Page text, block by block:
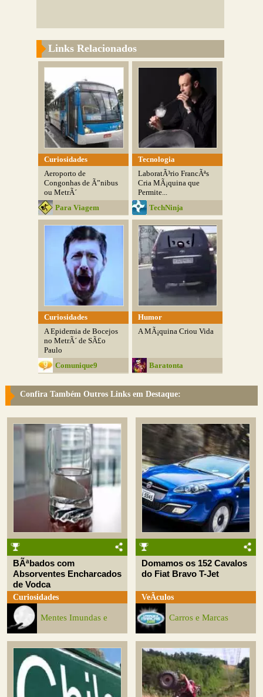
Links Relacionados
Curiosidades
Aeroporto de
Congonhas de Ã”nibus
ou MetrÃ´
Para Viagem
Tecnologia
LaboratÃ³rio FrancÃªs
Cria MÃ¡quina que
Permite...
TechNinja
Curiosidades
A Epidemia de Bocejos
no MetrÃ´ de SÃ£o
Paulo
Comunique9
Humor
A MÃ¡quina Criou Vida
Baratonta
Confira Também Outros Links em Destaque:
BÃªbados com
Absorventes Encharcados
de Vodca
Curiosidades
Mentes Imundas e
Domamos os 152 Cavalos
do Fiat Bravo T-Jet
VeÃ­culos
Carros e Marcas